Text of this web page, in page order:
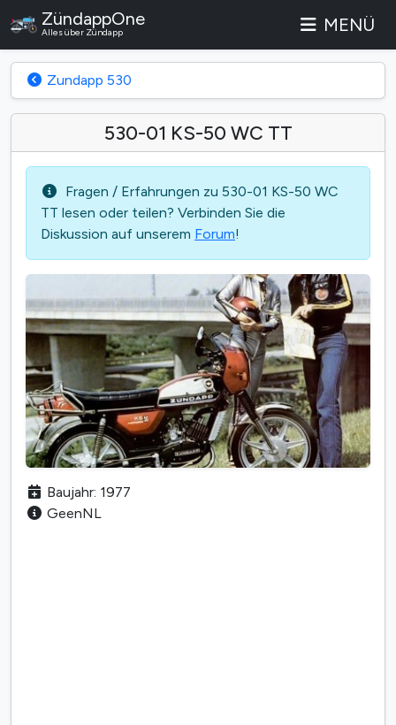
ZündappOne
Alles über Zündapp MENÜ
Zundapp 530
530-01 KS-50 WC TT
Fragen / Erfahrungen zu 530-01 KS-50 WC
TT lesen oder teilen? Verbinden Sie die
Diskussion auf unserem Forum!
Baujahr: 1977
GeenNL